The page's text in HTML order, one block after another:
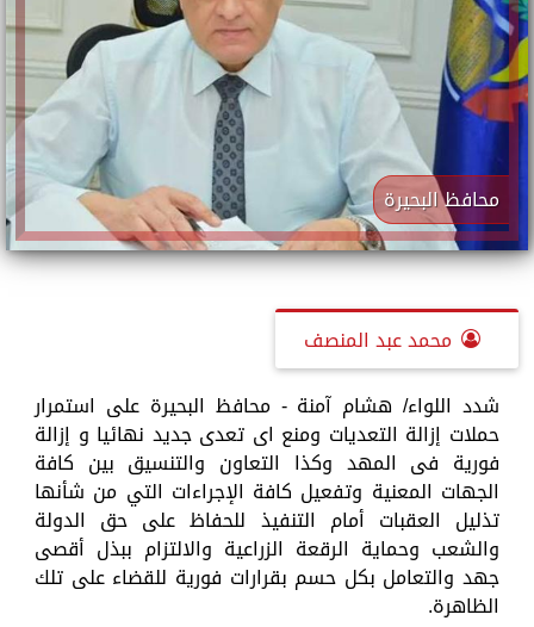
محافظ البحيرة
محمد عبد المنصف
شدد اللواء/ هشام آمنة - محافظ البحيرة على استمرار
حملات إزالة التعديات ومنع اى تعدى جديد نهائيا و إزالة
فورية فى المهد وكذا التعاون والتنسيق بين كافة
الجهات المعنية وتفعيل كافة الإجراءات التي من شأنها
تذليل العقبات أمام التنفيذ للحفاظ على حق الدولة
والشعب وحماية الرقعة الزراعية والالتزام ببذل أقصى
جهد والتعامل بكل حسم بقرارات فورية للقضاء على تلك
الظاهرة.